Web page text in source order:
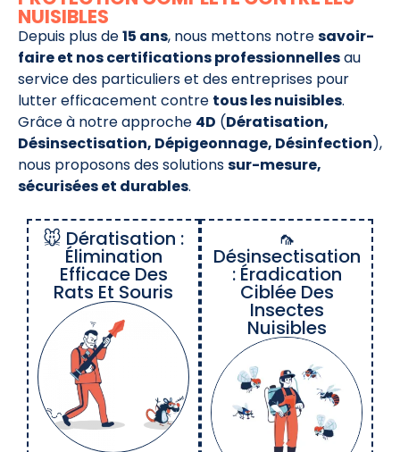
NUISIBLES
Depuis plus de15 ans, nous mettons notresavoir-
faire et nos certifications professionnellesau
service des particuliers et des entreprises pour
lutter efficacement contre tous les nuisibles.
Grâce à notre approche 4D (Dératisation,
Désinsectisation, Dépigeonnage, Désinfection),
nous proposons des solutionssur-mesure,
sécurisées et durables.
🐭 Dératisation :
Élimination
Efficace Des
Rats Et Souris
🦟
Désinsectisation
: Éradication
Ciblée Des
Insectes
Nuisibles